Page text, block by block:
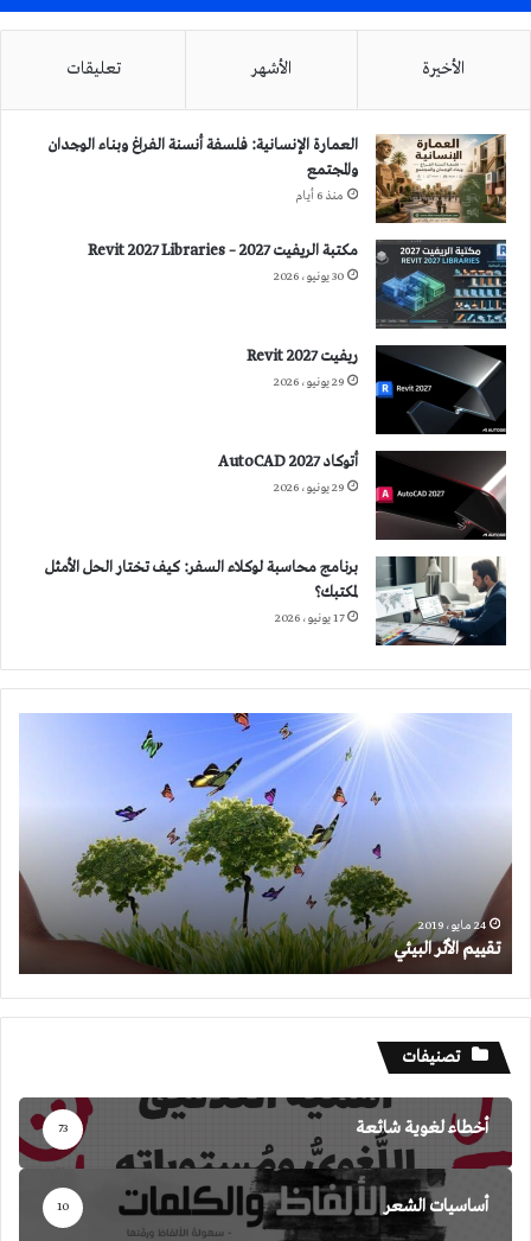
الأخيرة الأشهر تعليقات
العمارة الإنسانية: فلسفة أنسنة الفراغ وبناء الوجدان
والمجتمع
منذ 6 أيام
مكتبة الريفيت 2027 – Revit 2027 Libraries
30 يونيو، 2026
ريفيت 2027 Revit
29 يونيو، 2026
أتوكاد 2027 AutoCAD
29 يونيو، 2026
برنامج محاسبة لوكلاء السفر: كيف تختار الحل الأمثل
لمكتبك؟
17 يونيو، 2026
24 مايو، 2019
تقييم الأثر البيئي
تصنيفات
أخطاء لغوية شائعة 73
أساسيات الشعر 10